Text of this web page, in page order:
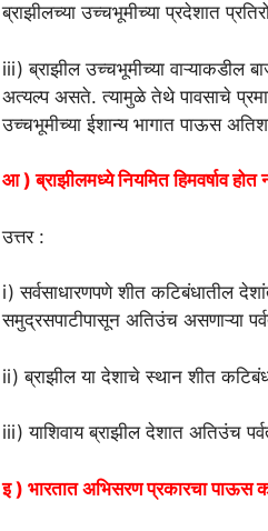
ब्राझीलच्या उच्चभूमीच्या प्रदेशात
iii) ब्राझील उच्चभूमीच्या वाऱ्याकडील
अत्यल्प असते. त्यामुळे तेथे पावसाचे
उच्चभूमीच्या ईशान्य भागात पाऊस
आ ) ब्राझीलमध्ये नियमित हिमवर्षाव होत
उत्तर :
i) सर्वसाधारणपणे शीत कटिबंधातील
समुद्रसपाटीपासून अतिउंच असणाऱ्या
ii) ब्राझील या देशाचे स्थान शीत
iii) याशिवाय ब्राझील देशात अतिउंच
इ ) भारतात अभिसरण प्रकारचा पाऊस